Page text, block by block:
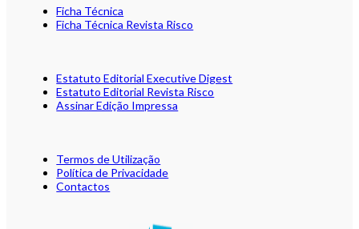
Ficha Técnica
Ficha Técnica Revista Risco
Estatuto Editorial Executive Digest
Estatuto Editorial Revista Risco
Assinar Edição Impressa
Termos de Utilização
Política de Privacidade
Contactos